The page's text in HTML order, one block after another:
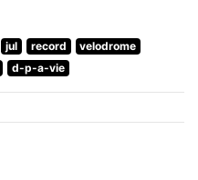
jul record
velodrome
d-p-a-vie